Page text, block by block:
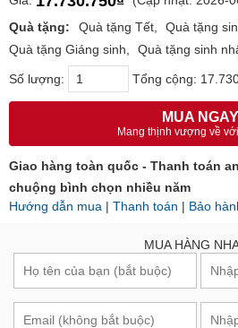
Giá: 17.730.750₫
(Cập nhật: 2026-
Quà tặng:
Quà tặng Tết
Quà tặng
Quà tặng Giáng sinh
Quà tặng sinh
Số lượng: Tổng cộng:
MUA NGAY
Mang thịnh vượng về với
Giao hàng toàn quốc - Thanh toán
chuộng bình chọn nhiều năm
Hướng dẫn mua | Thanh toán | Bảo
MUA HÀNG